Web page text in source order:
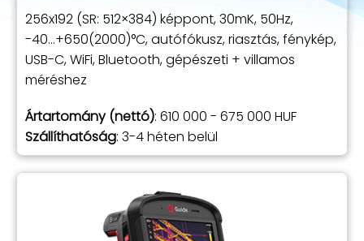
256x192 (SR: 512×384) képpont, 30mK, 50Hz,
-40...+650(2000)°C, autófókusz, riasztás, fénykép,
USB-C, WiFi, Bluetooth, gépészeti + villamos
méréshez
Ártartomány (nettó): 610 000 - 675 000 HUF
Szállíthatóság: 3-4 héten belül